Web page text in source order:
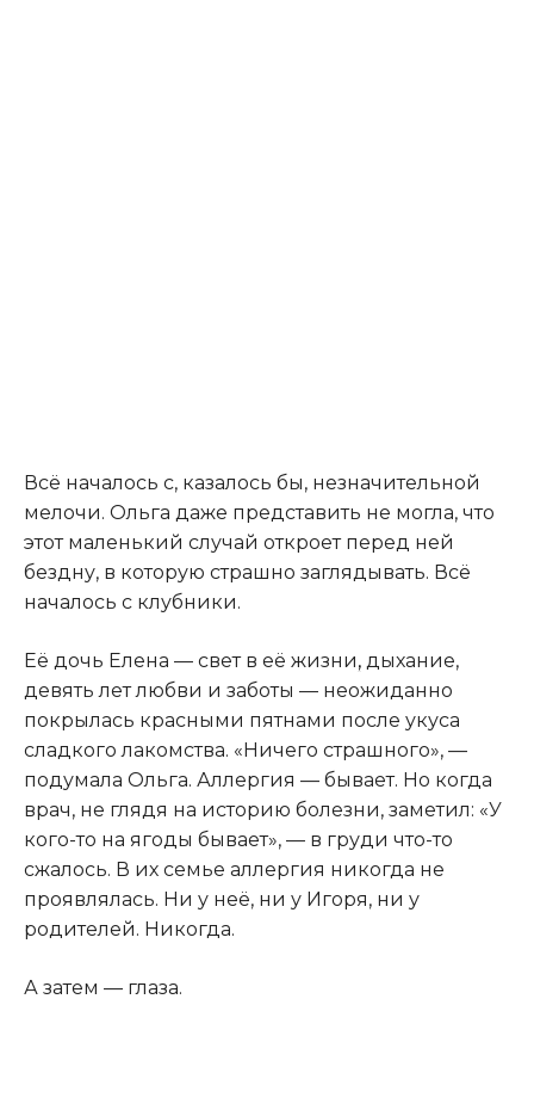
Всё началось с, казалось бы, незначительной
мелочи. Ольга даже представить не могла, что
этот маленький случай откроет перед ней
бездну, в которую страшно заглядывать. Всё
началось с клубники.
Её дочь Елена — свет в её жизни, дыхание,
девять лет любви и заботы — неожиданно
покрылась красными пятнами после укуса
сладкого лакомства. «Ничего страшного», —
подумала Ольга. Аллергия — бывает. Но когда
врач, не глядя на историю болезни, заметил: «У
кого-то на ягоды бывает», — в груди что-то
сжалось. В их семье аллергия никогда не
проявлялась. Ни у неё, ни у Игоря, ни у
родителей. Никогда.
А затем — глаза.